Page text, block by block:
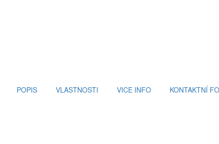
POPIS
VLASTNOSTI VICE INFO KONTAKTNÍ